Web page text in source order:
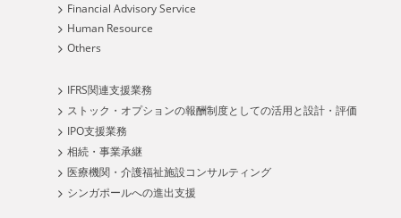
Financial Advisory Service
Human Resource
Others
IFRS関連支援業務
ストック・オプションの報酬制度としての活用と設計・評価
IPO支援業務
相続・事業承継
医療機関・介護福祉施設コンサルティング
シンガポールへの進出支援